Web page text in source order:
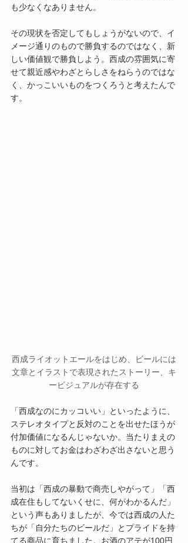
も少なくなありません。
その現状を否定してもしょうがないので、イ
メージ通りのもので勝負するのではなく、新
しい価値観で勝負しよう。西成の雰囲気に寄
せて親近感やわざとらしさをねらうのではな
く、かっこいいものをつくろうと考えたんで
す。
西成ライオットエールをはじめ、ビールには
文章とイラストで表現されたストーリー、キ
ービジュアルが存在する
「西成なのにカッコいい」といったように、
ステレオタイプと反対のことを出せたほうが
付加価値になるんじゃないか。当たりまえの
ものに対してお金はわざわざ出さないと思う
んです。
当初は「西成の暴動で商売しやがって」「西
成在住もしてないくせに、何がわかるんだ」
という声もありましたが、今では西成の人た
ちが「自分たちのビールだ」とプライドを持
てる商品に育ちました。お酒のアテが100円